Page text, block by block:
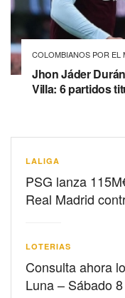
COLOMBIANOS POR EL
Jhon Jáder
Villa: 6 partidos
LALIGA
PSG lanza
Real Madrid
LOTERIAS
Consulta ahora
Luna – Sábado